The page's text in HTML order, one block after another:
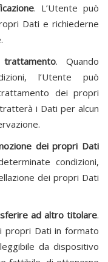
. L’Utente può
Dati e richiederne
. Quando
l’Utente può
dei propri
i Dati per alcun
dei propri Dati
condizioni,
dei propri Dati
ad altro titolare.
propri Dati in formato
da dispositivo